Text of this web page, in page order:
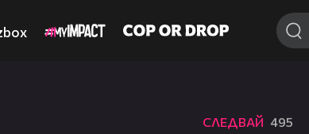
СЛЕДВАЙ 495